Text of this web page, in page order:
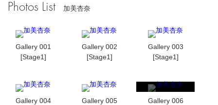
Photos List 加美杏奈
Gallery 001
[Stage1]
Gallery 002
[Stage1]
Gallery 003
[Stage1]
Gallery 004
Gallery 005
Gallery 006